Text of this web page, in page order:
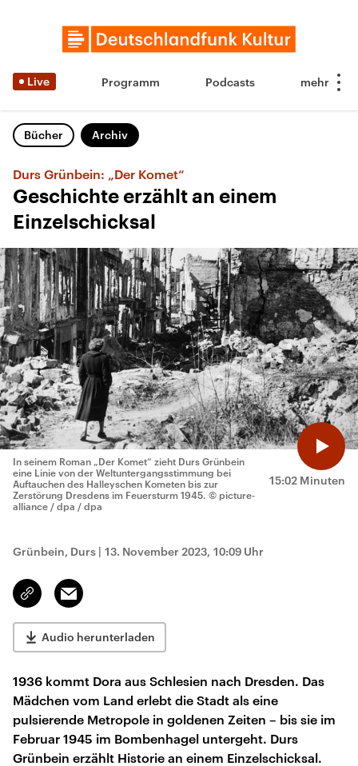
Live Programm Podcasts
Bücher Archiv
Durs Grünbein: „Der Komet“
Geschichte erzählt an einem
Einzelschicksal
15:02 Minuten
In seinem Roman „Der Komet“ zieht Durs Grünbein
eine Linie von der Weltuntergangsstimmung bei
Auftauchen des Halleyschen Kometen bis zur
Zerstörung Dresdens im Feuersturm 1945. © picture-
alliance / dpa / dpa
Grünbein, Durs | 13. November 2023, 10:09 Uhr
Link
kopieren/teilen
Email
Audio herunterladen
1936 kommt Dora aus Schlesien nach Dresden. Das
Mädchen vom Land erlebt die Stadt als eine
pulsierende Metropole in goldenen Zeiten – bis sie im
Februar 1945 im Bombenhagel untergeht. Durs
Grünbein erzählt Historie an einem Einzelschicksal.